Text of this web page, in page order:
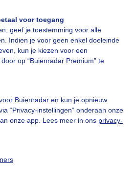
voor toegang
geef je toestemming voor alle
Indien je voor geen enkel doeleinde
kun je kiezen voor een
op “Buienradar Premium” te
Buienradar en kun je opnieuw
“Privacy-instellingen” onderaan onze
onze app. Lees meer in ons privacy-